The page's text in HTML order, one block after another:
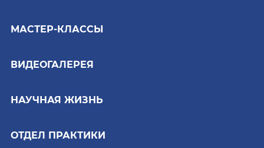
МАСТЕР-КЛАССЫ
ВИДЕОГАЛЕРЕЯ
НАУЧНАЯ ЖИЗНЬ
ОТДЕЛ ПРАКТИКИ